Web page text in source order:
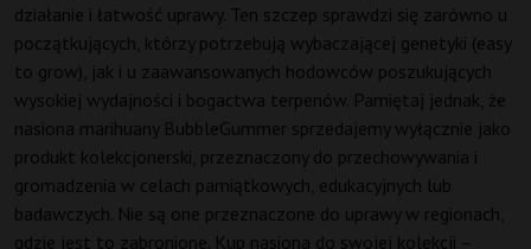
działanie i łatwość uprawy. Ten szczep sprawdzi się zarówno u
początkujących, którzy potrzebują wybaczającej genetyki (easy
to grow), jak i u zaawansowanych hodowców poszukujących
wysokiej wydajności i bogactwa terpenów. Pamiętaj jednak, że
nasiona marihuany BubbleGummer sprzedajemy wyłącznie jako
produkt kolekcjonerski, przeznaczony do przechowywania i
gromadzenia w celach pamiątkowych, edukacyjnych lub
badawczych. Nie są one przeznaczone do uprawy w regionach,
gdzie jest to zabronione. Kup nasiona do swojej kolekcji –